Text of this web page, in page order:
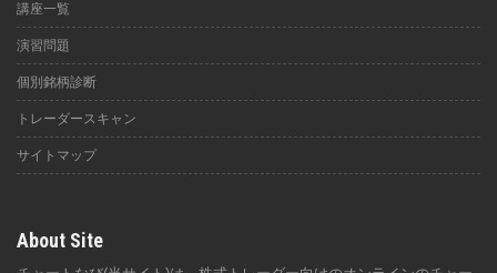
講座一覧
演習問題
個別銘柄診断
トレーダースキャン
サイトマップ
About Site